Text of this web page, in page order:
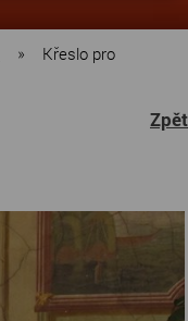
»
Křeslo pro
Zpět